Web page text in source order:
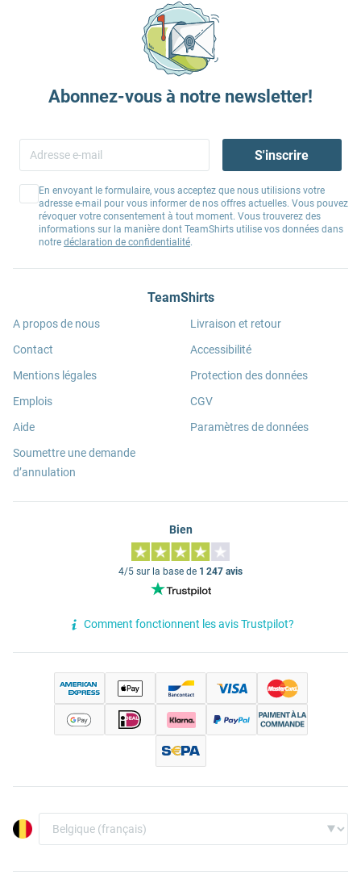
Abonnez-vous à notre newsletter!
S'inscrire
En envoyant le formulaire, vous acceptez que nous utilisions votre
adresse e-mail pour vous informer de nos offres actuelles. Vous pouvez
révoquer votre consentement à tout moment. Vous trouverez des
informations sur la manière dont TeamShirts utilise vos données dans
notre déclaration de confidentialité.
TeamShirts
A propos de nous
Contact
Mentions légales
Emplois
Aide
Soumettre une demande
d’annulation
Livraison et retour
Accessibilité
Protection des données
CGV
Paramètres de données
Bien
4/5 sur la base de 1 247 avis
Comment fonctionnent les avis Trustpilot?